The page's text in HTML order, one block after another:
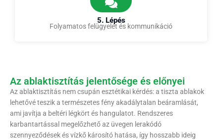
5. Lépés
Folyamatos felügyelet és kommunikáció
Az ablaktisztítás jelentősége és előnyei
Az ablaktisztítás nem csupán esztétikai kérdés: a tiszta ablakok
lehetővé teszik a természetes fény akadálytalan beáramlását,
ami javítja a beltéri légkört és hangulatot. Rendszeres
karbantartással megelőzhető az üvegen lerakódó
szennyeződések és vízkő károsító hatása, így hosszabb ideig